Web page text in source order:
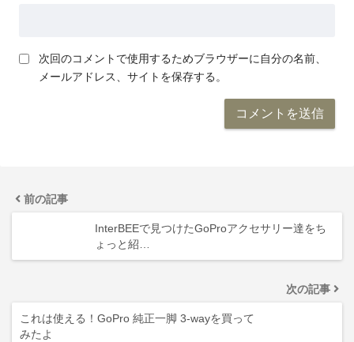
次回のコメントで使用するためブラウザーに自分の名前、
メールアドレス、サイトを保存する。
前の記事
InterBEEで見つけたGoProアクセサリー達をち
ょっと紹…
次の記事
これは使える！GoPro 純正一脚 3-wayを買って
みたよ